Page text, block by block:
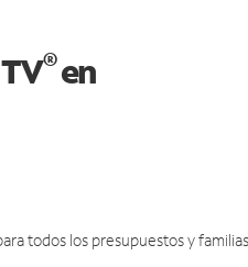
®en
todos los presupuestos y